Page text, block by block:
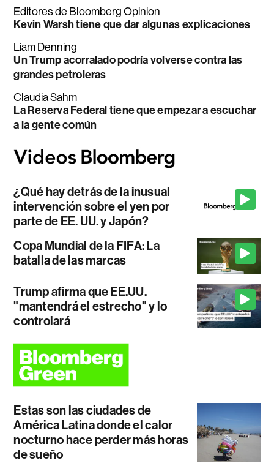
Editores de Bloomberg Opinion
Kevin Warsh tiene que dar algunas explicaciones
Liam Denning
Un Trump acorralado podría volverse contra las
grandes petroleras
Claudia Sahm
La Reserva Federal tiene que empezar a escuchar
a la gente común
¿Qué hay detrás de la inusual
intervención sobre el yen por
parte de EE. UU. y Japón?
Copa Mundial de la FIFA: La
batalla de las marcas
Trump afirma que EE.UU.
"mantendrá el estrecho" y lo
controlará
Estas son las ciudades de
América Latina donde el calor
nocturno hace perder más horas
de sueño